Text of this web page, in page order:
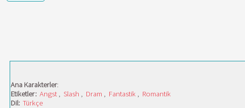
Ana Karakterler:
Etiketler: Angst , Slash , Dram , Fantastik , Romantik
Dil: Türkçe